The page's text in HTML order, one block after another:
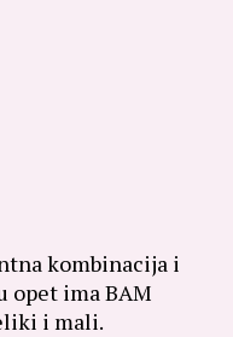
kombinacija i
opet ima BAM
i mali.